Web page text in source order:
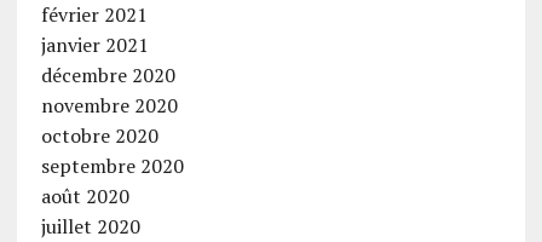
février 2021
janvier 2021
décembre 2020
novembre 2020
octobre 2020
septembre 2020
août 2020
juillet 2020